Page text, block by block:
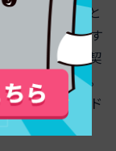
が、営業年数と
向きになりやす
がちなため、契
と効果的です。
が、法人カード